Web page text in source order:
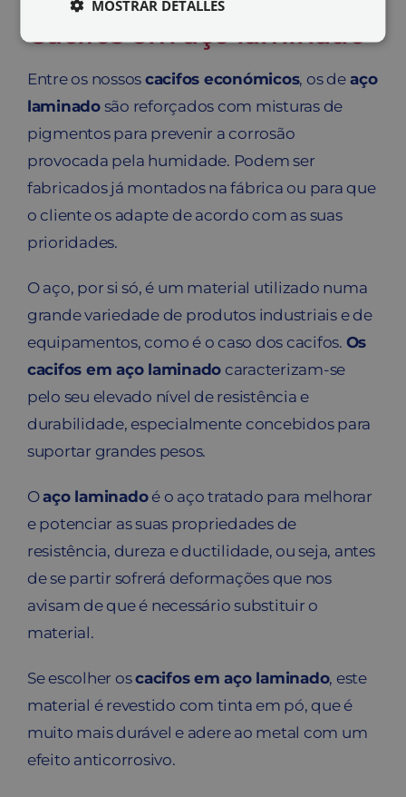
Cacifos em aço laminado
Entre os nossos cacifos económicos, os deaço
laminadosão reforçados com misturas de
pigmentos para prevenir a corrosão
provocada pela humidade. Podem ser
fabricados já montados na fábrica ou para que
o cliente os adapte de acordo com as suas
prioridades.
O aço, por si só, é um material utilizado numa
grande variedade de produtos industriais e de
equipamentos, como é o caso dos cacifos. Os
cacifos em aço laminado caracterizam-se
pelo seu elevado nível de resistência e
durabilidade, especialmente concebidos para
suportar grandes pesos.
Oaço laminadoé o aço tratado para melhorar
e potenciar as suas propriedades de
resistência, dureza e ductilidade, ou seja, antes
de se partir sofrerá deformações que nos
avisam de que é necessário substituir o
material.
Se escolher oscacifos em aço laminado, este
material é revestido com tinta em pó, que é
muito mais durável e adere ao metal com um
efeito anticorrosivo.
MOSTRAR DETALLES